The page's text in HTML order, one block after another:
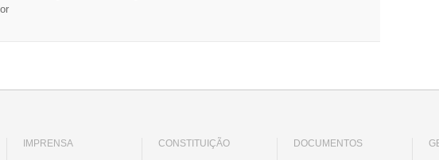
IMPRENSA CONSTITUIÇÃO DOCUMENTOS